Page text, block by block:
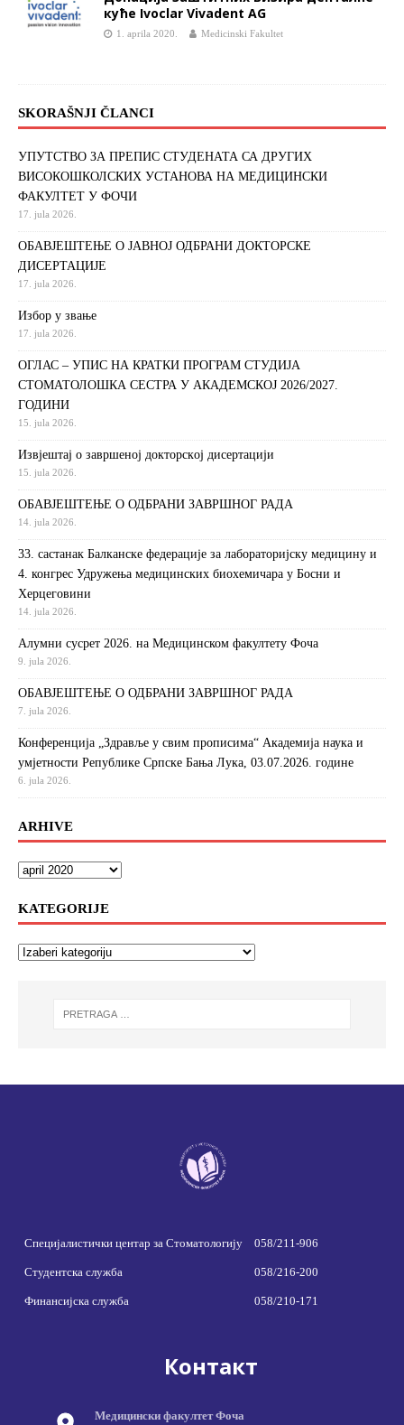
куће Ivoclar Vivadent AG
1. aprila 2020. Medicinski Fakultet
SKORAŠNJI ČLANCI
УПУТСТВО ЗА ПРЕПИС СТУДЕНАТА СА ДРУГИХ
ВИСОКОШКОЛСКИХ УСТАНОВА НА МЕДИЦИНСКИ
ФАКУЛТЕТ У ФОЧИ
17. jula 2026.
ОБАВЈЕШТЕЊЕ О ЈАВНОЈ ОДБРАНИ ДОКТОРСКЕ
ДИСЕРТАЦИЈЕ
17. jula 2026.
Избор у звање
17. jula 2026.
ОГЛАС – УПИС НА КРАТКИ ПРОГРАМ СТУДИЈА
СТОМАТОЛОШКА СЕСТРА У АКАДЕМСКОЈ 2026/2027.
ГОДИНИ
15. jula 2026.
Извjeштaj o зaвршeнoj дoктoрскoj дисeртaциjи
15. jula 2026.
ОБАВЈЕШТЕЊЕ О ОДБРАНИ ЗАВРШНОГ РАДА
14. jula 2026.
33. састанак Балканске федерације за лабораторијску медицину и
4. конгрес Удружења медицинских биохемичара у Босни и
Херцеговини
14. jula 2026.
Алумни сусрет 2026. на Медицинском факултету Фоча
9. jula 2026.
ОБАВЈЕШТЕЊЕ О ОДБРАНИ ЗАВРШНОГ РАДА
7. jula 2026.
Конференција „Здравље у свим прописима“ Академија наука и
умјетности Републике Српске Бања Лука, 03.07.2026. године
6. jula 2026.
ARHIVE
KATEGORIJE
Специјалистички центар за Стоматологију 058/211-906
Студентска служба 058/216-200
Финансијска служба 058/210-171
Контакт
Медицински факултет Фоча